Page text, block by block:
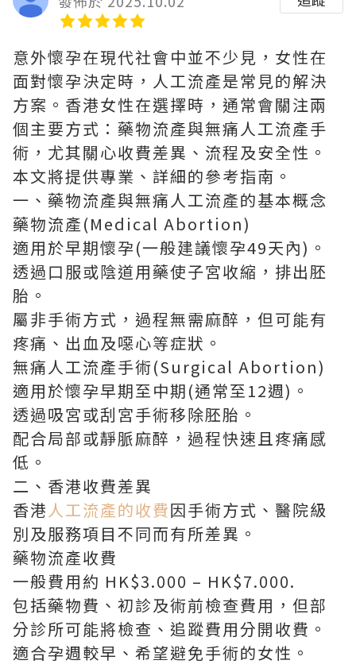
意外懷孕在現代社會中並不少見，女性在
面對懷孕決定時，人工流產是常見的解決
方案。香港女性在選擇時，通常會關注兩
個主要方式：藥物流產與無痛人工流產手
術，尤其關心收費差異、流程及安全性。
本文將提供專業、詳細的參考指南。
一、藥物流產與無痛人工流產的基本概念
藥物流產(Medical Abortion)
適用於早期懷孕(一般建議懷孕49天內)。
透過口服或陰道用藥使子宮收縮，排出胚
胎。
屬非手術方式，過程無需麻醉，但可能有
疼痛、出血及噁心等症狀。
無痛人工流產手術(Surgical Abortion)
適用於懷孕早期至中期(通常至12週)。
透過吸宮或刮宮手術移除胚胎。
配合局部或靜脈麻醉，過程快速且疼痛感
低。
二、香港收費差異
香港人工流產的收費因手術方式、醫院級
別及服務項目不同而有所差異。
藥物流產收費
一般費用約 HK$3.000 – HK$7.000.
包括藥物費、初診及術前檢查費用，但部
分診所可能將檢查、追蹤費用分開收費。
適合孕週較早、希望避免手術的女性。